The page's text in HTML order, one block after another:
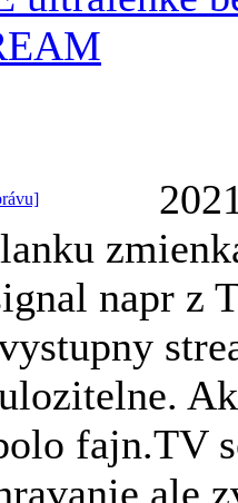
napr z
fajn.TV
ale